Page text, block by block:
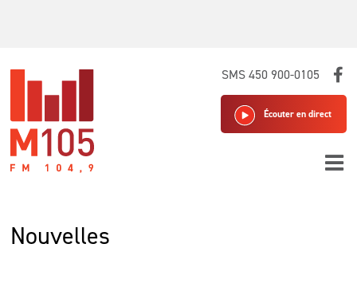
SMS 450 900-0105
Écouter en direct
Nouvelles